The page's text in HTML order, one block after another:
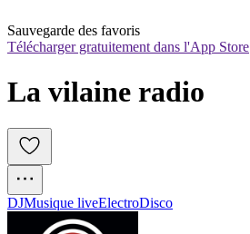
Sauvegarde des favoris
Télécharger gratuitement dans l'App Store
La vilaine radio
DJMusique liveElectroDisco